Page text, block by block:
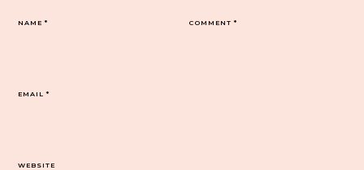
COMMENT*
NAME*
EMAIL*
WEBSITE